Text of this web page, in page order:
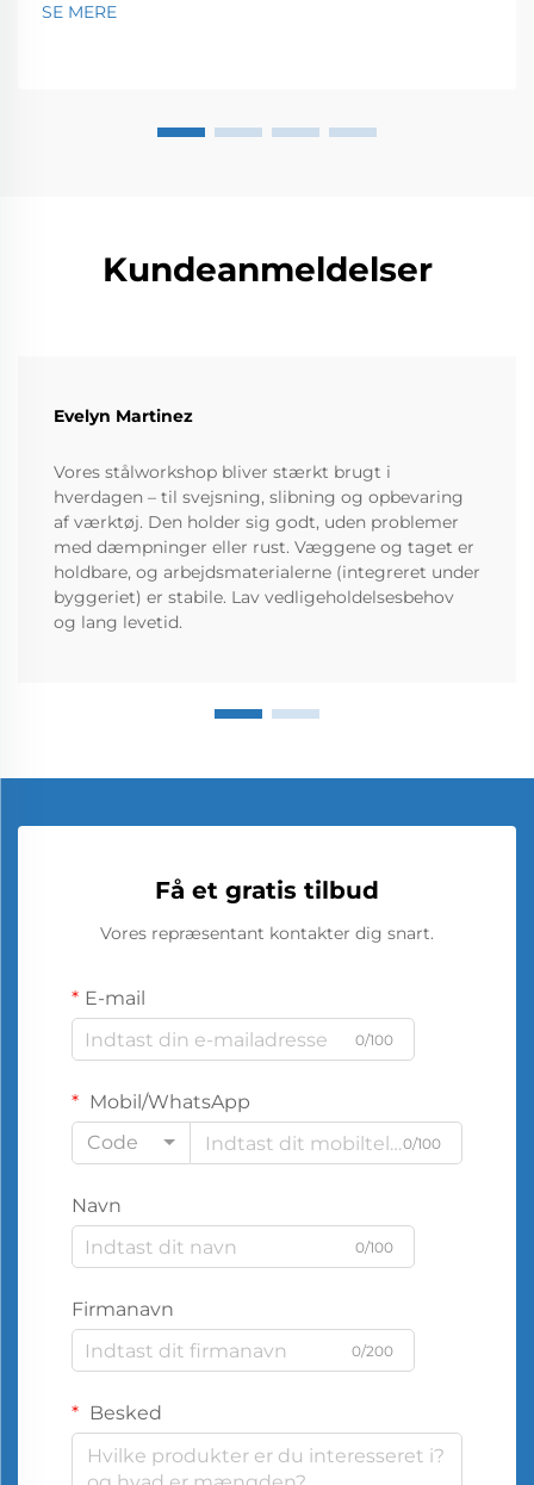
SE MERE
Kundeanmeldelser
Evelyn Martinez
Vores stålworkshop bliver stærkt brugt i
hverdagen – til svejsning, slibning og opbevaring
af værktøj. Den holder sig godt, uden problemer
med dæmpninger eller rust. Væggene og taget er
holdbare, og arbejdsmaterialerne (integreret under
byggeriet) er stabile. Lav vedligeholdelsesbehov
og lang levetid.
Få et gratis tilbud
Vores repræsentant kontakter dig snart.
E-mail
0/100
Mobil/WhatsApp
Code
0/100
Navn
0/100
Firmanavn
0/200
Besked